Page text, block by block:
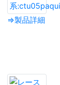
⇒製品詳細